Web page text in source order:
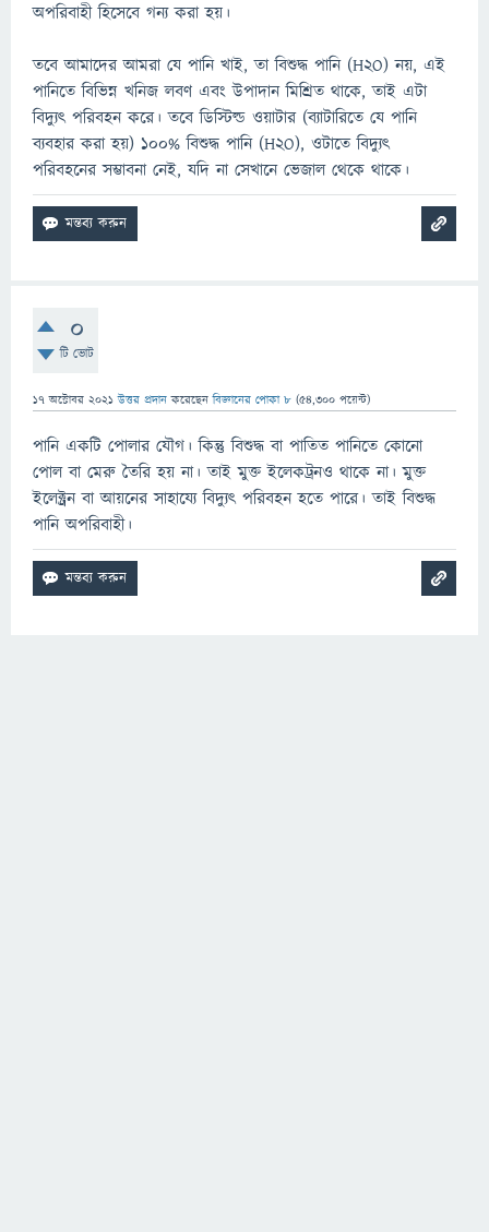
অপরিবাহী হিসেবে গন্য করা হয়।
তবে আমাদের আমরা যে পানি খাই, তা বিশুদ্ধ পানি (H2O) নয়, এই
পানিতে বিভিন্ন খনিজ লবণ এবং উপাদান মিশ্রিত থাকে, তাই এটা
বিদ্যুৎ পরিবহন করে। তবে ডিস্টিল্ড ওয়াটার (ব্যাটারিতে যে পানি
ব্যবহার করা হয়) ১০০% বিশুদ্ধ পানি (H2O), ওটাতে বিদ্যুৎ
পরিবহনের সম্ভাবনা নেই, যদি না সেখানে ভেজাল থেকে থাকে।
0
টি ভোট
17 অক্টোবর 2021 উত্তর প্রদান করেছেনবিজ্ঞানের পোকা ৮ (54,300 পয়েন্ট)
পানি একটি পোলার যৌগ। কিন্তু বিশুদ্ধ বা পাতিত পানিতে কোনো
পোল বা মেরু তৈরি হয় না। তাই মুক্ত ইলেকট্রনও থাকে না। মুক্ত
ইলেক্ট্রন বা আয়নের সাহায্যে বিদ্যুৎ পরিবহন হতে পারে। তাই বিশুদ্ধ
পানি অপরিবাহী।